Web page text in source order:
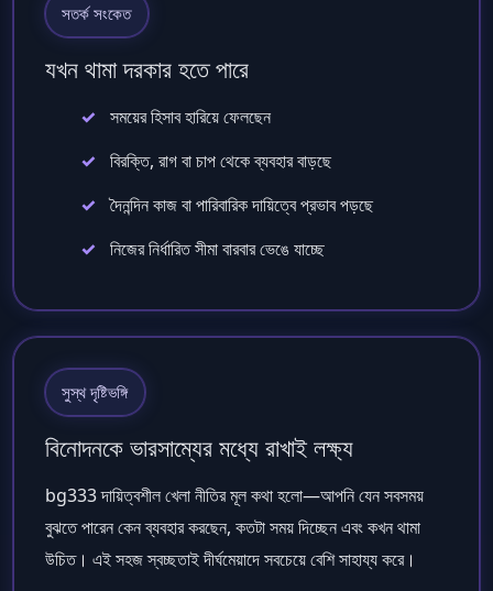
সতর্ক সংকেত
যখন থামা দরকার হতে পারে
সময়ের হিসাব হারিয়ে ফেলছেন
বিরক্তি, রাগ বা চাপ থেকে ব্যবহার বাড়ছে
দৈনন্দিন কাজ বা পারিবারিক দায়িত্বে প্রভাব পড়ছে
নিজের নির্ধারিত সীমা বারবার ভেঙে যাচ্ছে
সুস্থ দৃষ্টিভঙ্গি
বিনোদনকে ভারসাম্যের মধ্যে রাখাই লক্ষ্য
bg333 দায়িত্বশীল খেলা নীতির মূল কথা হলো—আপনি যেন সবসময়
বুঝতে পারেন কেন ব্যবহার করছেন, কতটা সময় দিচ্ছেন এবং কখন থামা
উচিত। এই সহজ স্বচ্ছতাই দীর্ঘমেয়াদে সবচেয়ে বেশি সাহায্য করে।